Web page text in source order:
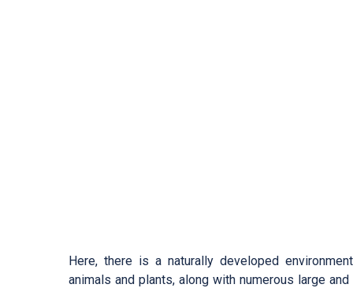
Here, there is a naturally developed
animals and plants, along with numerous large